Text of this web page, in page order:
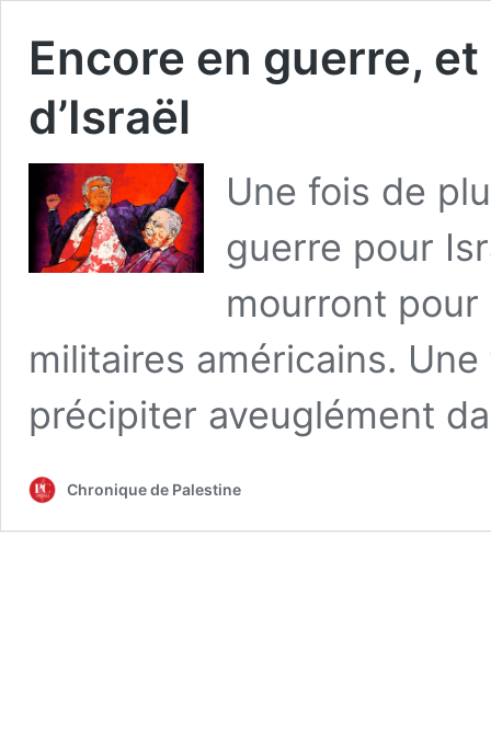
Encore en guerre,
d’Israël
Une fois de
guerre pour
mourront pour
militaires américains.
précipiter aveuglément
Chronique de Palestine